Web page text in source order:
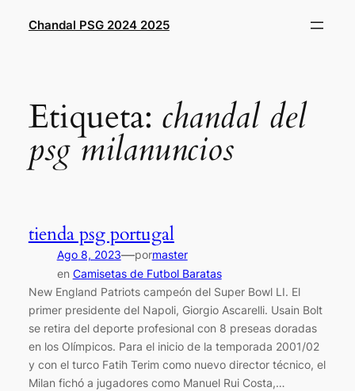
Chandal PSG 2024 2025
Etiqueta: chandal del
psg milanuncios
tienda psg portugal
Ago 8, 2023—pormaster
en Camisetas de Futbol Baratas
New England Patriots campeón del Super Bowl LI. El
primer presidente del Napoli, Giorgio Ascarelli. Usain Bolt
se retira del deporte profesional con 8 preseas doradas
en los Olímpicos. Para el inicio de la temporada 2001/02
y con el turco Fatih Terim como nuevo director técnico, el
Milan fichó a jugadores como Manuel Rui Costa,…